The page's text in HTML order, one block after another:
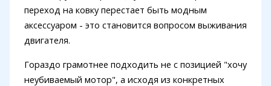
переход на ковку перестает быть модным
аксессуаром - это становится вопросом выживания
двигателя.
Гораздо грамотнее подходить не с позицией "хочу
неубиваемый мотор", а исходя из конкретных